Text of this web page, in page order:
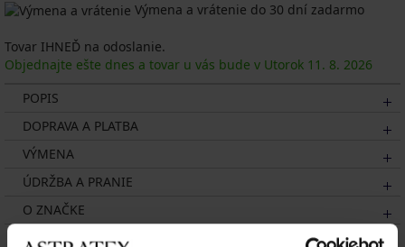
Výmena a vrátenie do 30 dní zadarmo
Tovar IHNEĎ na odoslanie.
Objednajte ešte dnes a tovar u vás bude v Utorok 11. 8. 2026
POPIS
DOPRAVA A PLATBA
VÝMENA
ÚDRŽBA A PRANIE
O ZNAČKE